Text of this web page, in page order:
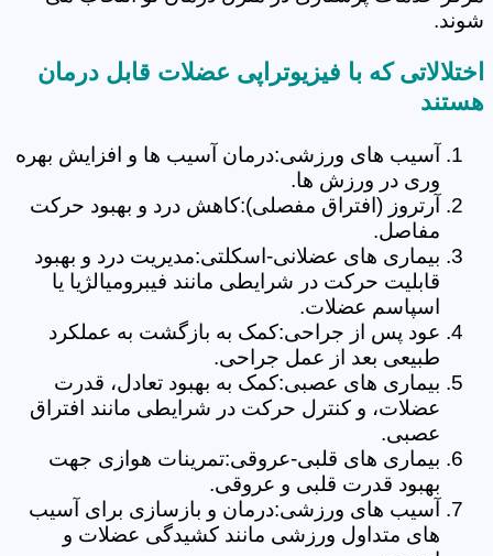
شوند.
اختلالاتی که با فیزیوتراپی عضلات قابل درمان
هستند
آسیب های ورزشی:درمان آسیب ها و افزایش بهره
وری در ورزش ها.
آرتروز (افتراق مفصلی):کاهش درد و بهبود حرکت
مفاصل.
بیماری های عضلانی-اسکلتی:مدیریت درد و بهبود
قابلیت حرکت در شرایطی مانند فیبرومیالژیا یا
اسپاسم عضلات.
عود پس از جراحی:کمک به بازگشت به عملکرد
طبیعی بعد از عمل جراحی.
بیماری های عصبی:کمک به بهبود تعادل، قدرت
عضلات، و کنترل حرکت در شرایطی مانند افتراق
عصبی.
بیماری های قلبی-عروقی:تمرینات هوازی جهت
بهبود قدرت قلبی و عروقی.
آسیب های ورزشی:درمان و بازسازی برای آسیب
های متداول ورزشی مانند کشیدگی عضلات و